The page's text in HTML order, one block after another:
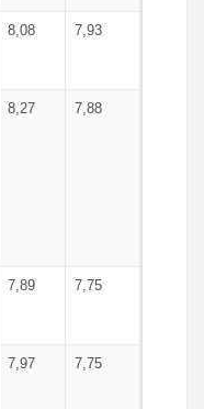
8,08 7,93
8,27 7,88
7,89 7,75
7,97 7,75